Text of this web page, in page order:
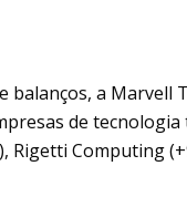
balanços, a Marvell
de
Rigetti Computing